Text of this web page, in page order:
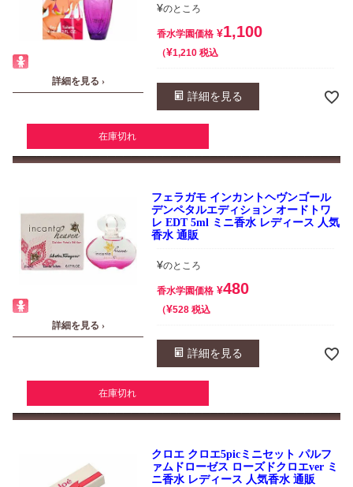
詳細を見る ›
¥のところ
香水学園価格 ¥1,100
¥1,210 税込
詳細を見る
在庫切れ
詳細を見る ›
フェラガモ インカントヘヴンゴール
デンペタルエディション オードトワ
レ EDT 5ml ミニ香水 レディース 人気
香水 通販
¥のところ
香水学園価格 ¥480
¥528 税込
詳細を見る
在庫切れ
クロエ クロエ5picミニセット パルフ
ァムドローゼス ローズドクロエver ミ
ニ香水 レディース 人気香水 通販